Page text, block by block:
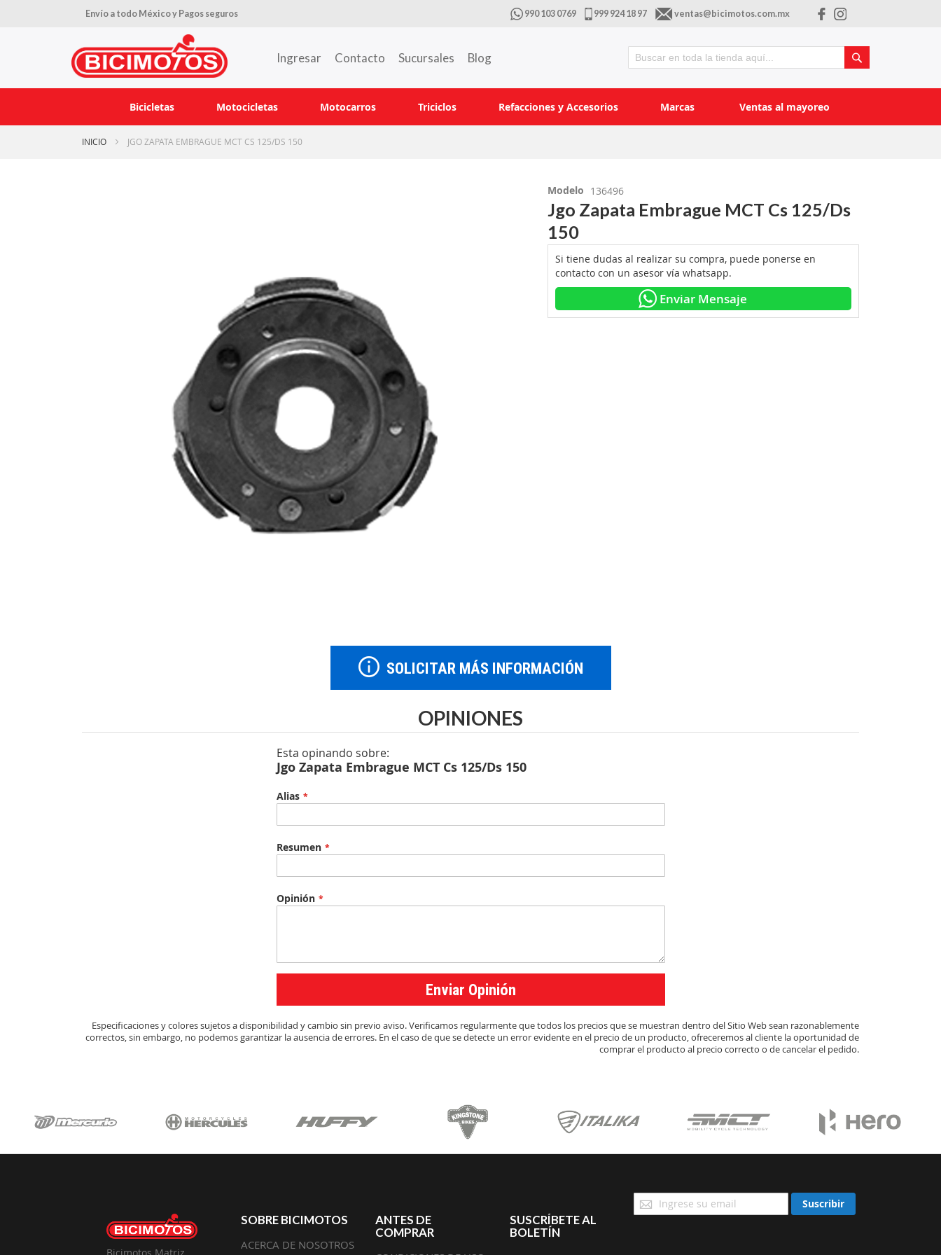
Envío a todo México y Pagos seguros 990 103 0769 999 924 18 97 ventas@bicimotos.com.mx
Ingresar Contacto Sucursales Blog
Buscar
Bicicletas Motocicletas Motocarros Triciclos Refacciones y Accesorios Marcas Ventas al mayoreo
INICIO JGO ZAPATA EMBRAGUE MCT CS 125/DS 150
Modelo 136496
Jgo Zapata Embrague MCT Cs 125/Ds
150
Si tiene dudas al realizar su compra, puede ponerse en
contacto con un asesor vía whatsapp.
Enviar Mensaje
SOLICITAR MÁS INFORMACIÓN
OPINIONES
Esta opinando sobre:
Jgo Zapata Embrague MCT Cs 125/Ds 150
Alias
Resumen
Opinión
Enviar Opinión
Especificaciones y colores sujetos a disponibilidad y cambio sin previo aviso. Verificamos regularmente que todos los precios que se muestran dentro del Sitio Web sean razonablemente
correctos, sin embargo, no podemos garantizar la ausencia de errores. En el caso de que se detecte un error evidente en el precio de un producto, ofreceremos al cliente la oportunidad de
comprar el producto al precio correcto o de cancelar el pedido.
Suscríbase
a
Suscribir
SOBRE BICIMOTOS
ACERCA DE NOSOTROS
ANTES DE
COMPRAR
SUSCRÍBETE AL
BOLETÍN